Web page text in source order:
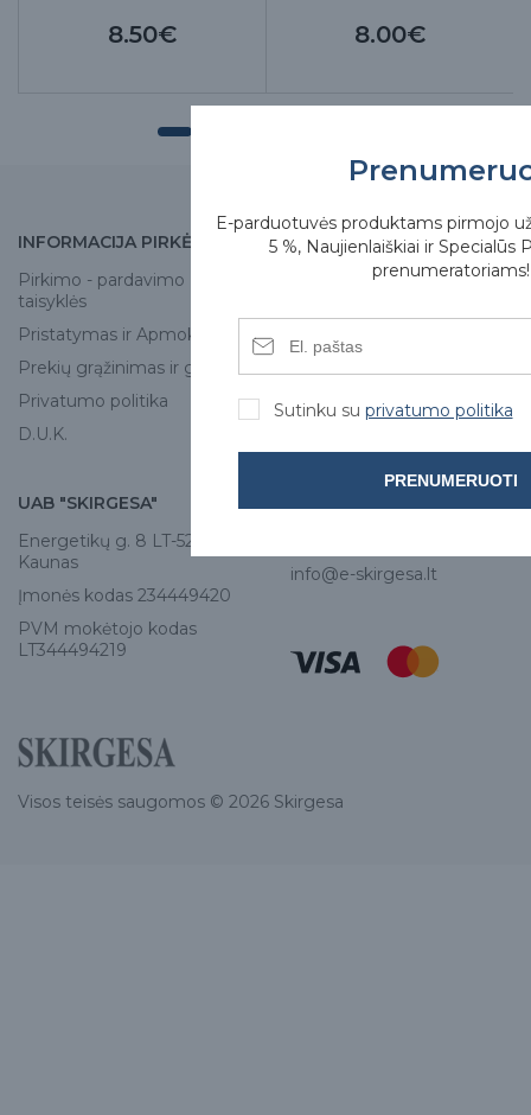
8.50€ 8.00€
INFORMACIJA PIRKĖJUI
Pirkimo - pardavimo
taisyklės
Pristatymas ir Apmokėjimas
Prekių grąžinimas ir garantija
Privatumo politika
D.U.K.
APIE MUS
Skirgesa parduotuvės
Kontaktai
UAB "SKIRGESA"
Energetikų g. 8 LT-52461,
Kaunas
Įmonės kodas 234449420
PVM mokėtojo kodas
LT344494219
info@e-skirgesa.lt
Visos teisės saugomos © 2026 Skirgesa
E-parduotuvės produktams pirmojo
5 %, Naujienlaiškiai ir Specialūs
prenumeratoriams!
Sutinku su privatumo politika
PRENUMERUOTI